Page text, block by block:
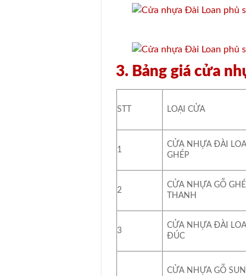
3. Bảng giá cửa
STT LOẠI CỬA
1
CỬA NHỰA ĐÀI
GHÉP
2
CỬA NHỰA GỖ
THANH
3
CỬA NHỰA ĐÀI
ĐÚC
CỬA NHỰA GỖ